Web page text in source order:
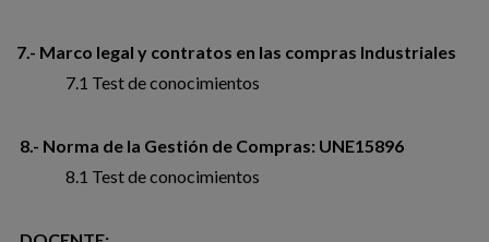
7.- Marco legal y contratos en las compras Industriales
7.1 Test de conocimientos
8.- Norma de la Gestión de Compras: UNE15896
8.1 Test de conocimientos